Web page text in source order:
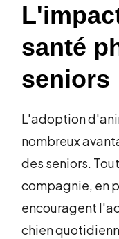
santé
seniors
L'adoption
nombreux
des seniors.
compagnie, en
encouragent
chien